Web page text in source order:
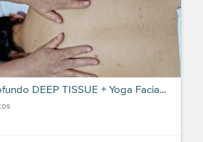
DEEP TISSUE + Yoga Facia...